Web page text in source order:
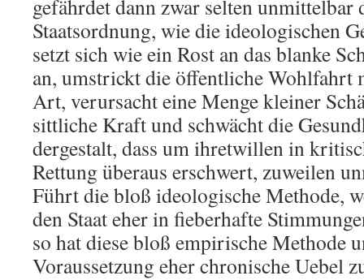
gefährdet dann zwar selten unmittelbar
Staatsordnung, wie die ideologischen
setzt sich wie ein Rost an das blanke
an, umstrickt die öffentliche Wohlfahrt
Art, verursacht eine Menge kleiner
sittliche Kraft und schwächt die
dergestalt, dass um ihretwillen in
Rettung überaus erschwert, zuweilen
Führt die bloß ideologische Methode,
den Staat eher in fieberhafte
so hat diese bloß empirische Methode
Voraussetzung eher chronische Uebel